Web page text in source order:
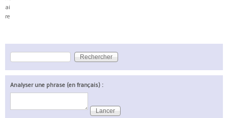
ai
re
Formulaire de recherche
Rechercher
Analyser une phrase (en français) :